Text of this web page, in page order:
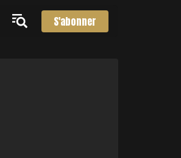
S'abonner